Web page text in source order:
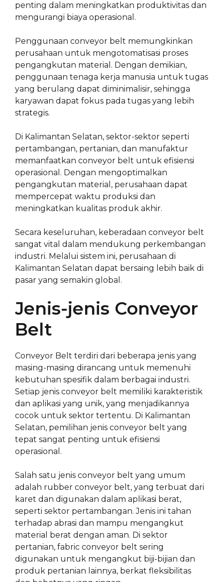
penting dalam meningkatkan produktivitas dan
mengurangi biaya operasional.
Penggunaan conveyor belt memungkinkan
perusahaan untuk mengotomatisasi proses
pengangkutan material. Dengan demikian,
penggunaan tenaga kerja manusia untuk tugas
yang berulang dapat diminimalisir, sehingga
karyawan dapat fokus pada tugas yang lebih
strategis.
Di Kalimantan Selatan, sektor-sektor seperti
pertambangan, pertanian, dan manufaktur
memanfaatkan conveyor belt untuk efisiensi
operasional. Dengan mengoptimalkan
pengangkutan material, perusahaan dapat
mempercepat waktu produksi dan
meningkatkan kualitas produk akhir.
Secara keseluruhan, keberadaan conveyor belt
sangat vital dalam mendukung perkembangan
industri. Melalui sistem ini, perusahaan di
Kalimantan Selatan dapat bersaing lebih baik di
pasar yang semakin global.
Jenis-jenis Conveyor
Belt
Conveyor Belt terdiri dari beberapa jenis yang
masing-masing dirancang untuk memenuhi
kebutuhan spesifik dalam berbagai industri.
Setiap jenis conveyor belt memiliki karakteristik
dan aplikasi yang unik, yang menjadikannya
cocok untuk sektor tertentu. Di Kalimantan
Selatan, pemilihan jenis conveyor belt yang
tepat sangat penting untuk efisiensi
operasional.
Salah satu jenis conveyor belt yang umum
adalah rubber conveyor belt, yang terbuat dari
karet dan digunakan dalam aplikasi berat,
seperti sektor pertambangan. Jenis ini tahan
terhadap abrasi dan mampu mengangkut
material berat dengan aman. Di sektor
pertanian, fabric conveyor belt sering
digunakan untuk mengangkut biji-bijian dan
produk pertanian lainnya, berkat fleksibilitas